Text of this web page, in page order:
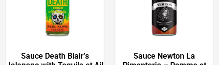
Sauce Death Blair’s
Sauce Newton La